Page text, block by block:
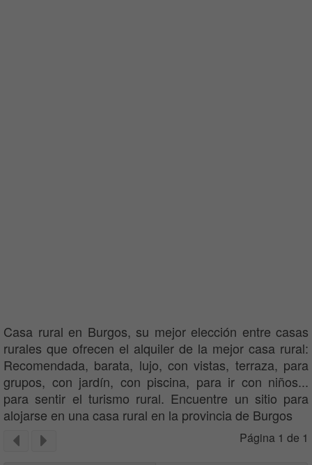
Casa rural en Burgos, su mejor elección entre casas
rurales que ofrecen el alquiler de la mejor casa rural:
Recomendada, barata, lujo, con vistas, terraza, para
grupos, con jardín, con piscina, para ir con niños...
para sentir el turismo rural. Encuentre un sitio para
alojarse en una casa rural en la provincia de Burgos
Página 1 de 1